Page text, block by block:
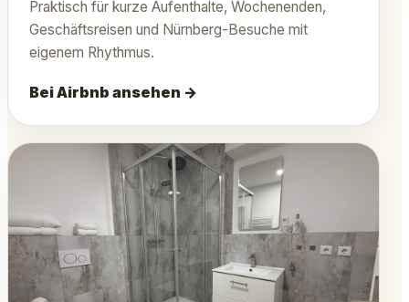
Praktisch für kurze Aufenthalte, Wochenenden,
Geschäftsreisen und Nürnberg-Besuche mit
eigenem Rhythmus.
Bei Airbnb ansehen →